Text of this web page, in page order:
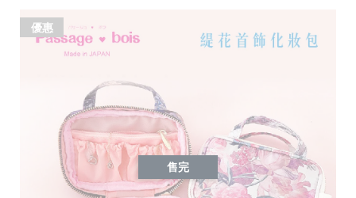
優惠
售完